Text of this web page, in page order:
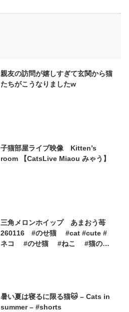
親友の訪問が嬉しすぎて玄関から猫
たちがこうなりましたw
子猫部屋ライブ映像 Kitten’s
room 【CatsLive Miaou みゃう】
三角メロンホイップ あまおう苺
260116 #のせ猫 #cat #cute #
ネコ #のせ猫 #ねこ #猫のい
暑い夏は寝るに限る猫🐱 – Cats in
summer – #shorts